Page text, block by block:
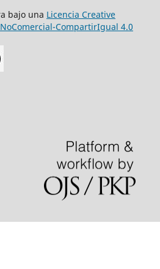
bajo una Licencia Creative
CompartirIgual 4.0